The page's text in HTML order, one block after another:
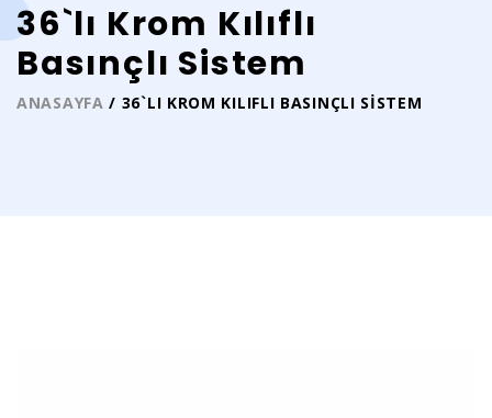
36`lı Krom Kılıflı
Basınçlı Sistem
ANASAYFA / 36`LI KROM KILIFLI BASINÇLI SISTEM